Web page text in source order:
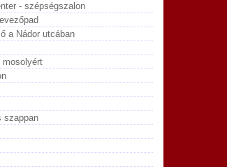
- szépségszalon
a Nádor utcában
mosolyért
szappan